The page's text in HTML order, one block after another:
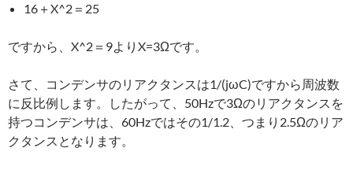
16＋X^2＝25
ですから、X^2＝9よりX=3Ωです。
さて、コンデンサのリアクタンスは1/(jωC)ですから周波数
に反比例します。したがって、50Hzで3Ωのリアクタンスを
持つコンデンサは、60Hzではその1/1.2、つまり2.5Ωのリア
クタンスとなります。